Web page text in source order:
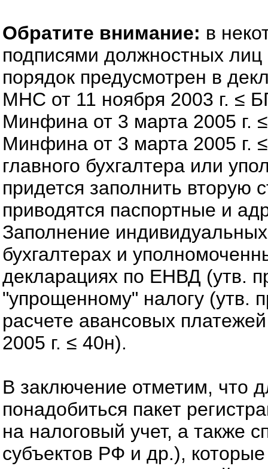
Обратите внимание: в
подписями должностных
порядок предусмотрен в
МНС от 11 ноября 2003 г. ≤
Минфина от 3 марта 2005 г.
Минфина от 3 марта 2005 г.
главного бухгалтера или
придется заполнить вторую
приводятся паспортные и
Заполнение
бухгалтерах и
декларациях по ЕНВД (утв.
"упрощенному" налогу (утв.
расчете авансовых
2005 г. ≤ 40н).
В заключение отметим, что
понадобиться пакет
на налоговый учет, а также
субъектов РФ и др.),